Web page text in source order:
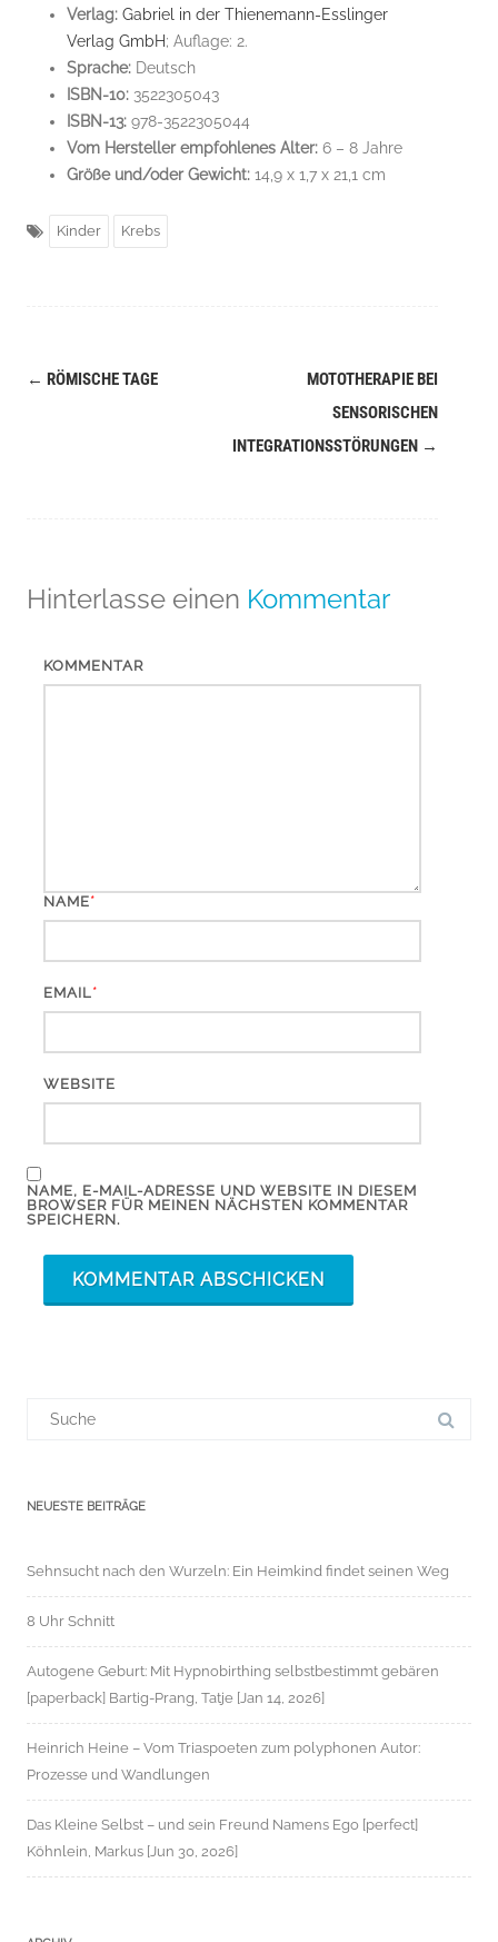
Verlag: Gabriel in der Thienemann-Esslinger
Verlag GmbH; Auflage: 2.
Sprache: Deutsch
ISBN-10: 3522305043
ISBN-13: 978-3522305044
Vom Hersteller empfohlenes Alter: 6 – 8 Jahre
Größe und/oder Gewicht: 14,9 x 1,7 x 21,1 cm
Kinder Krebs
← RÖMISCHE TAGE
MOTOTHERAPIE BEI
SENSORISCHEN
INTEGRATIONSSTÖRUNGEN →
Hinterlasse einen Kommentar
KOMMENTAR
NAME*
EMAIL*
WEBSITE
NAME, E-MAIL-ADRESSE UND WEBSITE IN DIESEM
BROWSER FÜR MEINEN NÄCHSTEN KOMMENTAR
SPEICHERN.
NEUESTE BEITRÄGE
Sehnsucht nach den Wurzeln: Ein Heimkind findet seinen Weg
8 Uhr Schnitt
Autogene Geburt: Mit Hypnobirthing selbstbestimmt gebären
[paperback] Bartig-Prang, Tatje [Jan 14, 2026]
Heinrich Heine – Vom Triaspoeten zum polyphonen Autor:
Prozesse und Wandlungen
Das Kleine Selbst – und sein Freund Namens Ego [perfect]
Köhnlein, Markus [Jun 30, 2026]